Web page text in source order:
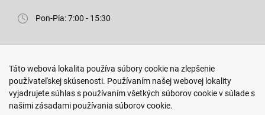
Pon-Pia: 7:00 - 15:30
Arm. gen. Svobodu 23/A
080 01 Prešov
0917 466 578
Táto webová lokalita používa súbory cookie na zlepšenie
používateľskej skúsenosti. Používaním našej webovej lokality
vyjadrujete súhlas s používaním všetkých súborov cookie v súlade s
našimi zásadami používania súborov cookie.